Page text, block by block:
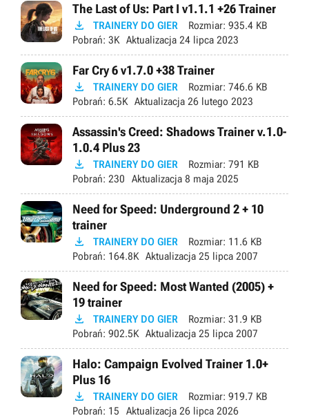
The Last of Us: Part I v1.1.1 +26 Trainer
 TRAINERY DO GIER Rozmiar: 935.4 KB
Pobrań: 3K Aktualizacja 24 lipca 2023
Far Cry 6 v1.7.0 +38 Trainer
 TRAINERY DO GIER Rozmiar: 746.6 KB
Pobrań: 6.5K Aktualizacja 26 lutego 2023
Assassin's Creed: Shadows Trainer v.1.0-
1.0.4 Plus 23
 TRAINERY DO GIER Rozmiar: 791 KB
Pobrań: 230 Aktualizacja 8 maja 2025
Need for Speed: Underground 2 + 10
trainer
 TRAINERY DO GIER Rozmiar: 11.6 KB
Pobrań: 164.8K Aktualizacja 25 lipca 2007
Need for Speed: Most Wanted (2005) +
19 trainer
 TRAINERY DO GIER Rozmiar: 31.9 KB
Pobrań: 902.5K Aktualizacja 25 lipca 2007
Halo: Campaign Evolved Trainer 1.0+
Plus 16
 TRAINERY DO GIER Rozmiar: 919.7 KB
Pobrań: 15 Aktualizacja 26 lipca 2026